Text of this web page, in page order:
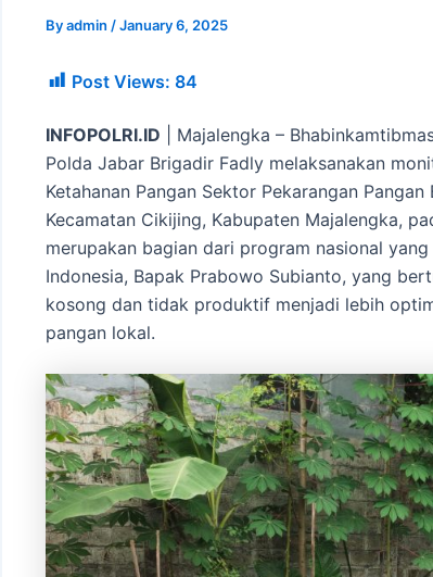
Byadmin /January 6, 2025
Post Views: 84
INFOPOLRI.ID | Majalengka –
Polda Jabar Brigadir Fadly melaksanakan
Ketahanan Pangan Sektor Pekarangan
Kecamatan Cikijing, Kabupaten Majalengka,
merupakan bagian dari program nasional
Indonesia, Bapak Prabowo Subianto, yang
kosong dan tidak produktif menjadi lebih
pangan lokal.